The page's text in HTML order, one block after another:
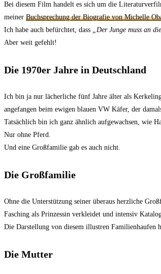
Bei diesem Film handelt es sich um die
meiner Buchsprechung der Biografie von Michelle
Ich habe auch befürchtet, dass „Der Junge muss an
Aber weit gefehlt!
Die 1970er Jahre in Deutschland
Ich bin ja nur lächerliche fünf Jahre älter als
angefangen beim ewigen blauen VW Käfer, der
Tatsächlich bin ich ganz ähnlich aufgewachsen, wie
Nur ohne Pferd.
Und eine Großfamilie gab es auch nicht.
Die Großfamilie
Ohne die Unterstützung seiner überaus herzliche
Fasching als Prinzessin verkleidet und intensiv
Die Darstellung von diesem illustren Familienhaufen
Die Mutter